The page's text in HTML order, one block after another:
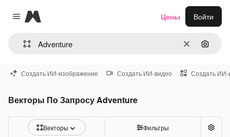
Close menu
Magnific
ОчиститьПоиск
Цены Войти
Создать ИИ-изображение Создать ИИ-видео Создать ИИ-
Векторы По Запросу Adventure
Векторы Фильтры